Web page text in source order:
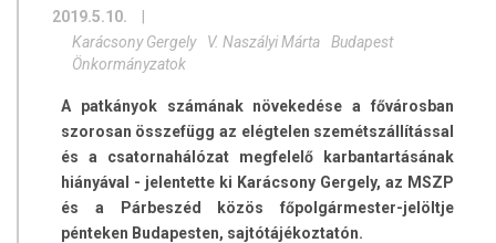
2019.5.10.
Karácsony Gergely
V. Naszályi Márta
Budapest
Önkormányzatok
A patkányok számának növekedése a fővárosban
szorosan összefügg az elégtelen szemétszállítással
és a csatornahálózat megfelelő karbantartásának
hiányával - jelentette ki Karácsony Gergely, az MSZP
és a Párbeszéd közös főpolgármester-jelöltje
pénteken Budapesten, sajtótájékoztatón.